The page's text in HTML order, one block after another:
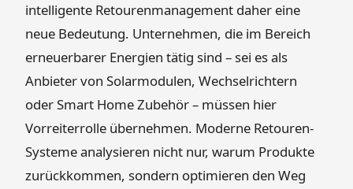
intelligente Retourenmanagement daher eine
neue Bedeutung. Unternehmen, die im Bereich
erneuerbarer Energien tätig sind – sei es als
Anbieter von Solarmodulen, Wechselrichtern
oder Smart Home Zubehör – müssen hier
Vorreiterrolle übernehmen. Moderne Retouren-
Systeme analysieren nicht nur, warum Produkte
zurückkommen, sondern optimieren den Weg